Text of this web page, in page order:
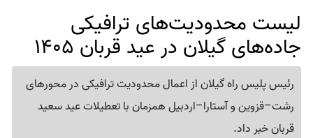
لیست محدودیت‌های ترافیکی
جاده‌های گیلان در عید قربان 1405
رئیس پلیس راه گیلان از اعمال محدودیت ترافیکی در محورهای
رشت–قزوین و آستارا–اردبیل همزمان با تعطیلات عید سعید
قربان خبر داد.